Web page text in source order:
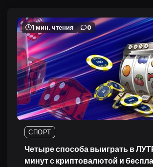
1 мин. чтения 0
СПОРТ
Четыре способа выиграть в
минут с криптовалютой и